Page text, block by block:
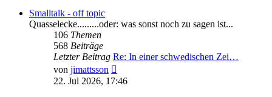
Smalltalk - off topic
Quasselecke.........oder: was sonst noch zu sagen ist...
106 Themen
568 Beiträge
Letzter Beitrag Re: In einer schwedischen Zei…
von jimattsson
Beitrag
22. Jul 2026, 17:46